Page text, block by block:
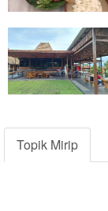
Topik Mirip